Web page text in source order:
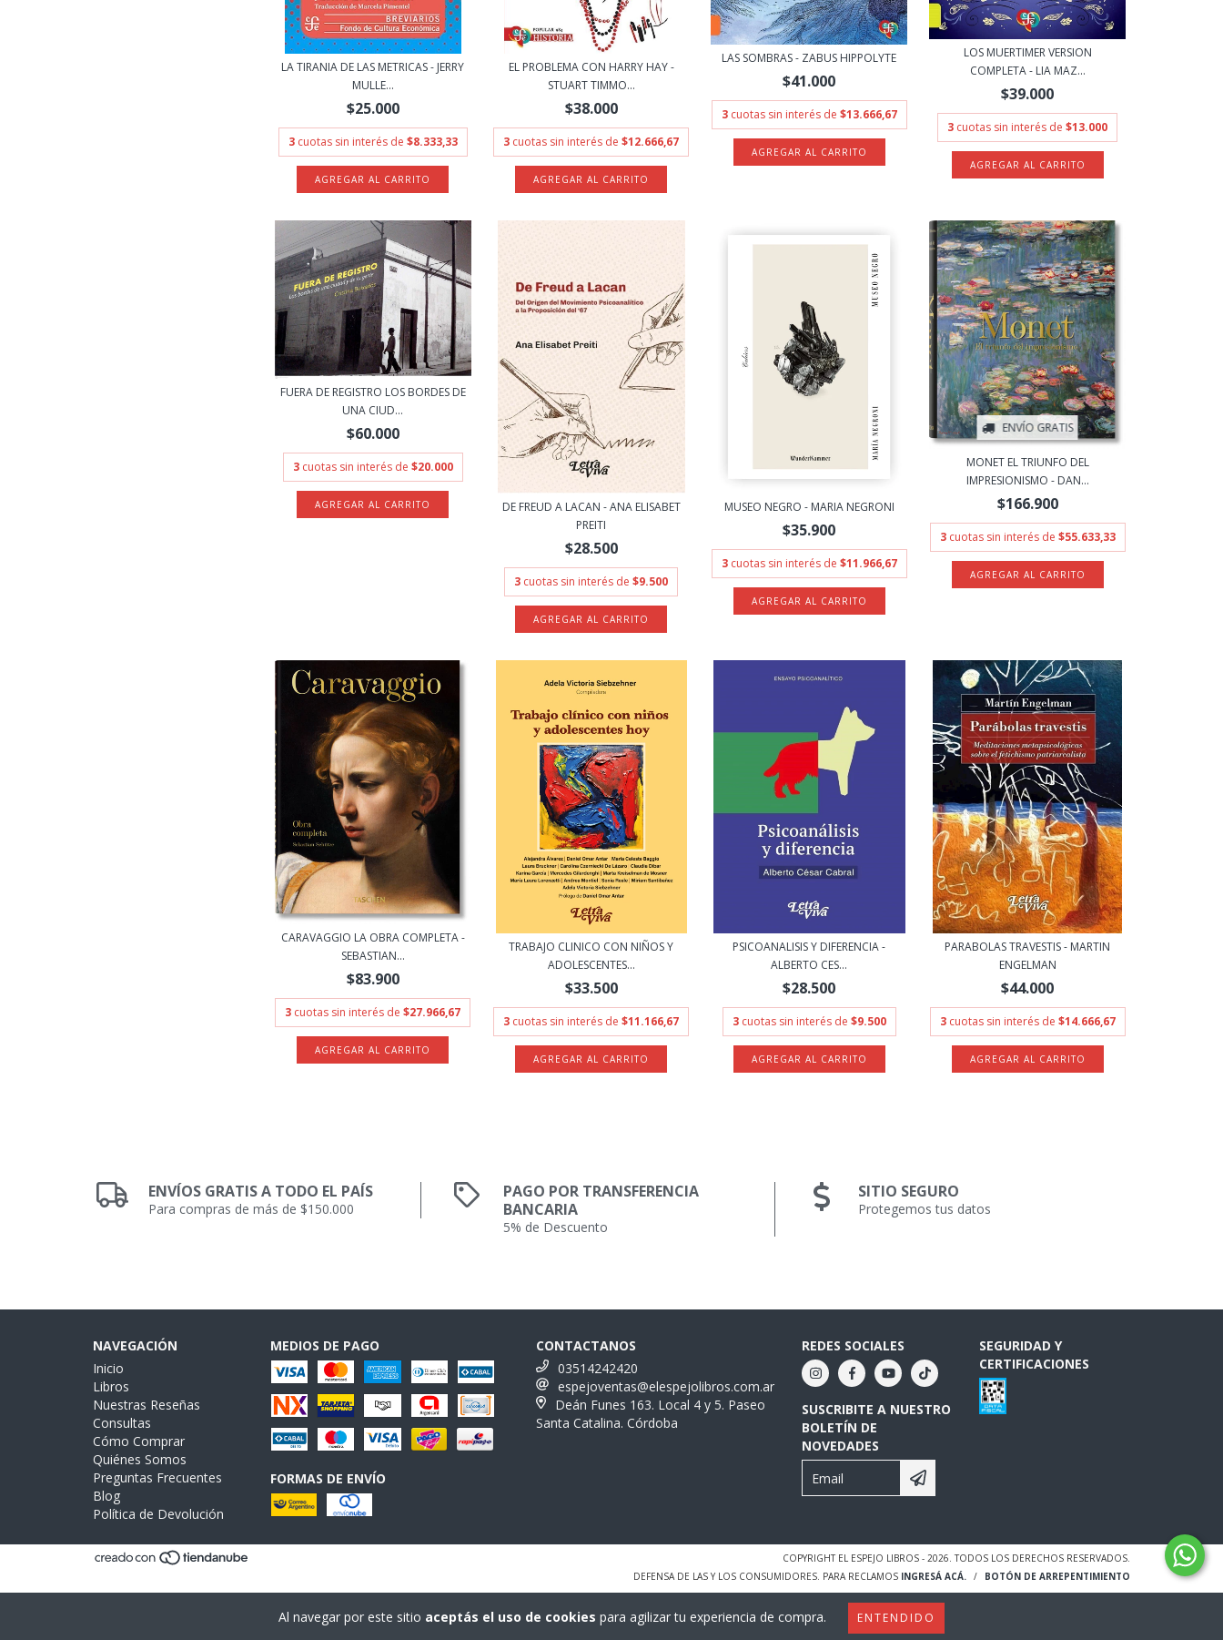
Al navegar por este sitio aceptás el uso de cookies para agilizar tu experiencia de compra. ENTENDIDO
LA TIRANIA DE LAS METRICAS - JERRY
MULLE...
$25.000
3 cuotas sin interés de $8.333,33
EL PROBLEMA CON HARRY HAY -
STUART TIMMO...
$38.000
3 cuotas sin interés de$12.666,67
LAS SOMBRAS - ZABUS HIPPOLYTE
$41.000
3 cuotas sin interés de $13.666,67
LOS MUERTIMER VERSION
COMPLETA - LIA MAZ...
$39.000
3 cuotas sin interés de$13.000
FUERA DE REGISTRO LOS BORDES DE
UNA CIUD...
$60.000
3 cuotas sin interés de $20.000
DE FREUD A LACAN - ANA ELISABET
PREITI
$28.500
3 cuotas sin interés de$9.500
MUSEO NEGRO - MARIA NEGRONI
$35.900
3 cuotas sin interés de $11.966,67
ENVÍO GRATIS
MONET EL TRIUNFO DEL
IMPRESIONISMO - DAN...
$166.900
3 cuotas sin interés de $55.633,33
CARAVAGGIO LA OBRA COMPLETA -
SEBASTIAN...
$83.900
3 cuotas sin interés de$27.966,67
TRABAJO CLINICO CON NIÑOS Y
ADOLESCENTES...
$33.500
3 cuotas sin interés de$11.166,67
PSICOANALISIS Y DIFERENCIA -
ALBERTO CES...
$28.500
3 cuotas sin interés de $9.500
PARABOLAS TRAVESTIS - MARTIN
ENGELMAN
$44.000
3 cuotas sin interés de $14.666,67
ENVÍOS GRATIS A TODO EL PAÍS
Para compras de más de $150.000
PAGO POR TRANSFERENCIA
BANCARIA
5% de Descuento
SITIO SEGURO
Protegemos tus datos
NAVEGACIÓN
Inicio
Libros
Nuestras Reseñas
Consultas
Cómo Comprar
Quiénes Somos
Preguntas Frecuentes
Blog
Política de Devolución
MEDIOS DE PAGO
FORMAS DE ENVÍO
CONTACTANOS
03514242420
espejoventas@elespejolibros.com.ar
Deán Funes 163. Local 4 y 5. Paseo
Santa Catalina. Córdoba
REDES SOCIALES
SUSCRIBITE A NUESTRO
BOLETÍN DE
NOVEDADES
SEGURIDAD Y
CERTIFICACIONES
COPYRIGHT EL ESPEJO LIBROS - 2026. TODOS LOS DERECHOS RESERVADOS.
DEFENSA DE LAS Y LOS CONSUMIDORES. PARA RECLAMOS INGRESÁ ACÁ. / BOTÓN DE ARREPENTIMIENTO